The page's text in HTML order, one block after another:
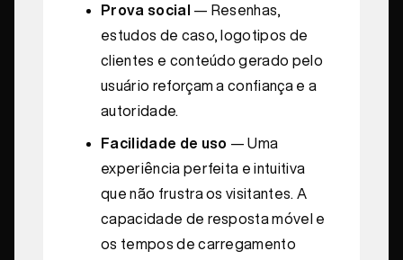
Prova social
— Resenhas,
estudos de caso, logotipos de
clientes e conteúdo gerado pelo
usuário reforçam a confiança e a
autoridade.
Facilidade de uso — Uma
experiência perfeita e intuitiva
que não frustra os visitantes. A
capacidade de resposta móvel e
os tempos de carregamento